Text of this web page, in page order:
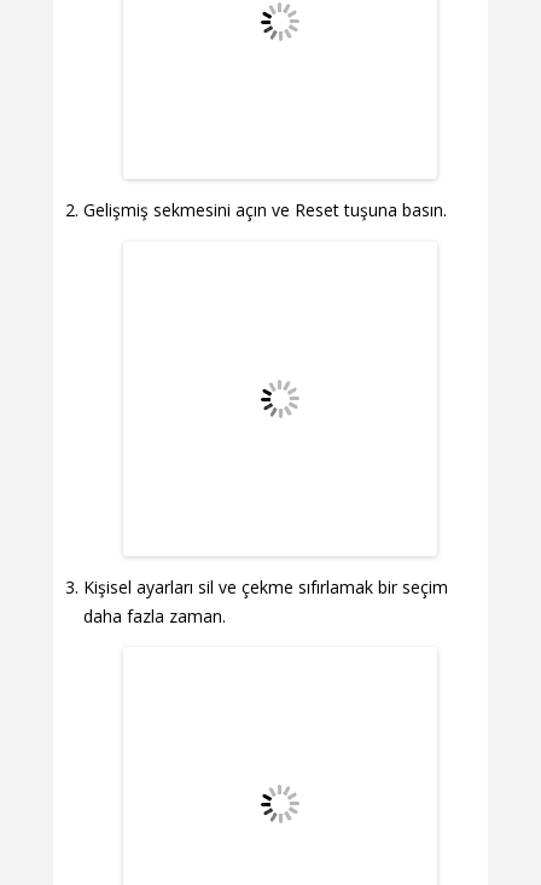
Gelişmiş sekmesini açın ve Reset tuşuna basın.
Kişisel ayarları sil ve çekme sıfırlamak bir seçim
daha fazla zaman.